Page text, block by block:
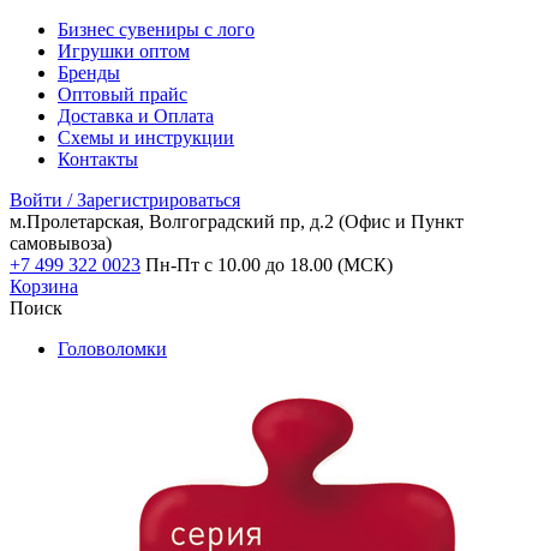
Бизнес сувениры с лого
Игрушки оптом
Бренды
Оптовый прайс
Доставка и Оплата
Схемы и инструкции
Контакты
Войти / Зарегистрироваться
м.Пролетарская, Волгоградский пр, д.2 (Офис и Пункт
самовывоза)
+7 499 322 0023 Пн-Пт с 10.00 до 18.00 (МСК)
Корзина
Поиск
Головоломки